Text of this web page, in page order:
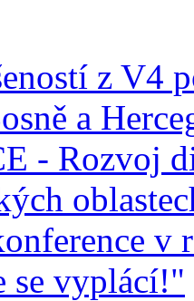
z V4
a
- Rozvoj
v
se vyplácí!"